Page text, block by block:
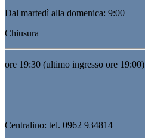
Dal martedì alla domenica: 9:00
Chiusura
ore 19:30 (ultimo ingresso ore 19:00)
Centralino: tel. 0962 934814